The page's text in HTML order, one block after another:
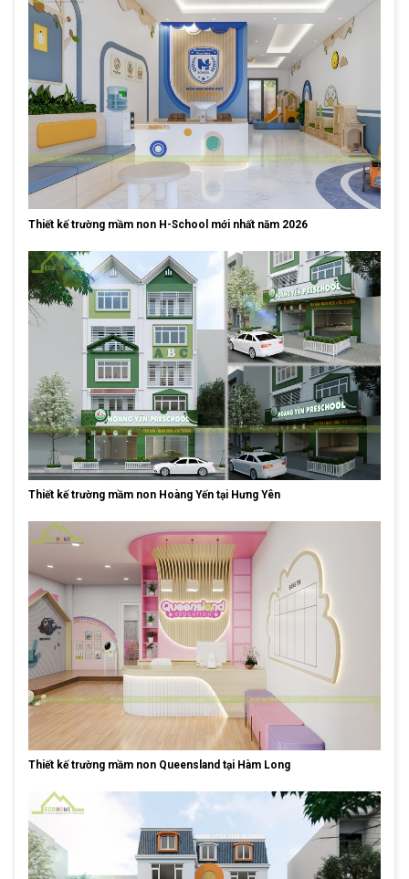
Thiết kế trường mầm non H-School mới nhất năm 2026
Thiết kế trường mầm non Hoàng Yến tại Hưng Yên
Thiết kế trường mầm non Queensland tại Hàm Long